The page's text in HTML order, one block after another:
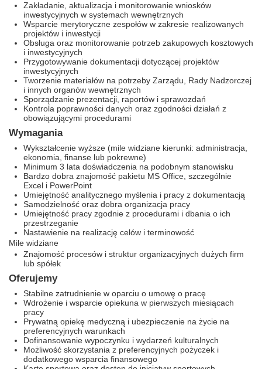
Zakładanie, aktualizacja i monitorowanie wniosków
inwestycyjnych w systemach wewnętrznych
Wsparcie merytoryczne zespołów w zakresie realizowanych
projektów i inwestycji
Obsługa oraz monitorowanie potrzeb zakupowych kosztowych
i inwestycyjnych
Przygotowywanie dokumentacji dotyczącej projektów
inwestycyjnych
Tworzenie materiałów na potrzeby Zarządu, Rady Nadzorczej
i innych organów wewnętrznych
Sporządzanie prezentacji, raportów i sprawozdań
Kontrola poprawności danych oraz zgodności działań z
obowiązującymi procedurami
Wymagania
Wykształcenie wyższe (mile widziane kierunki: administracja,
ekonomia, finanse lub pokrewne)
Minimum 3 lata doświadczenia na podobnym stanowisku
Bardzo dobra znajomość pakietu MS Office, szczególnie
Excel i PowerPoint
Umiejętność analitycznego myślenia i pracy z dokumentacją
Samodzielność oraz dobra organizacja pracy
Umiejętność pracy zgodnie z procedurami i dbania o ich
przestrzeganie
Nastawienie na realizację celów i terminowość
Mile widziane
Znajomość procesów i struktur organizacyjnych dużych firm
lub spółek
Oferujemy
Stabilne zatrudnienie w oparciu o umowę o pracę
Wdrożenie i wsparcie opiekuna w pierwszych miesiącach
pracy
Prywatną opiekę medyczną i ubezpieczenie na życie na
preferencyjnych warunkach
Dofinansowanie wypoczynku i wydarzeń kulturalnych
Możliwość skorzystania z preferencyjnych pożyczek i
dodatkowego wsparcia finansowego